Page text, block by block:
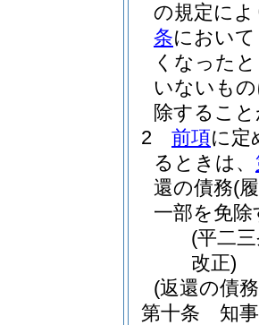
の規定に
条におい
くなった
いないも
除するこ
2
前項に定
るときは、
還の債務(
一部を免
(平二
改正)
(返還の債
第十条
知